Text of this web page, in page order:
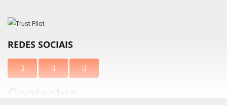
REDES SOCIAIS
Contactos